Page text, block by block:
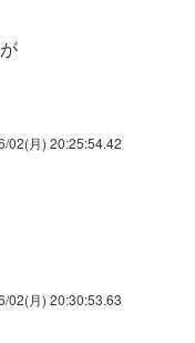
02(月) 20:25:54.42
02(月) 20:30:53.63